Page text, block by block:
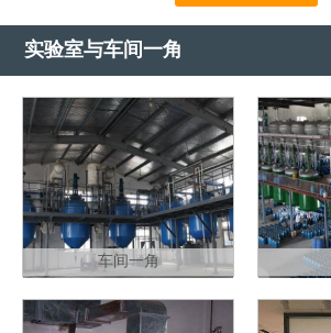
实验室与车间一角
车间一角